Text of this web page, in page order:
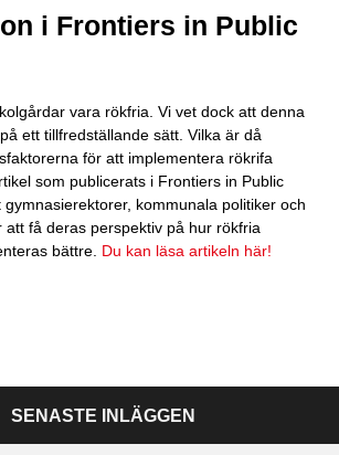
i Frontiers in Public
vara rökfria. Vi vet dock att denna
ett tillfredställande sätt. Vilka är då
för att implementera rökrifa
som publicerats i Frontiers in Public
kommunala politiker och
att få deras perspektiv på hur rökfria
bättre. Du kan läsa artikeln här!
SENASTE INLÄGGEN